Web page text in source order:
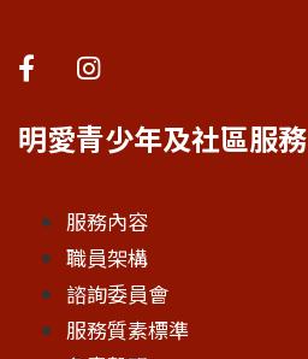
明愛青少年及社區服務
服務內容
職員架構
諮詢委員會
服務質素標準